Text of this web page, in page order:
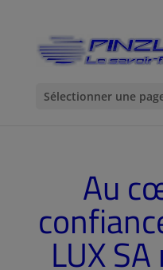
Sélectionner une
Au
LUX